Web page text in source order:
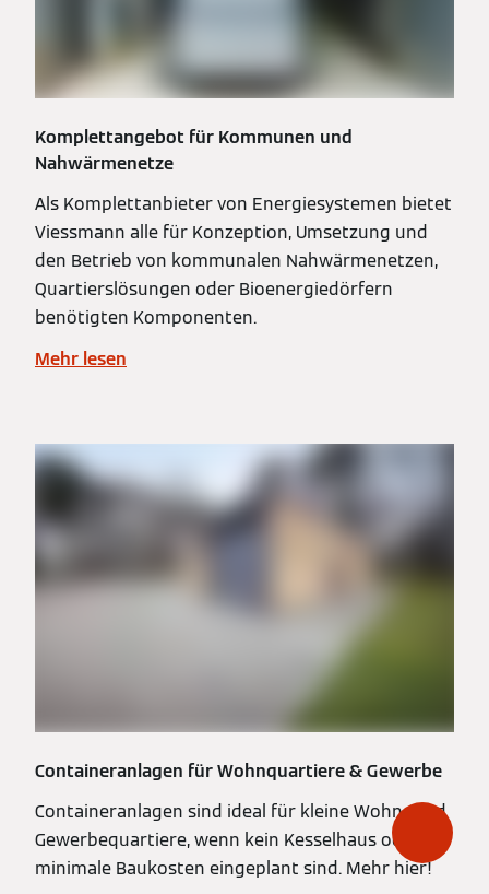
Komplettangebot für Kommunen und
Nahwärmenetze
Als Komplettanbieter von Energiesystemen bietet
Viessmann alle für Konzeption, Umsetzung und
den Betrieb von kommunalen Nahwärmenetzen,
Quartierslösungen oder Bioenergiedörfern
benötigten Komponenten.
Mehr lesen
Containeranlagen für Wohnquartiere & Gewerbe
Containeranlagen sind ideal für kleine Wohn- und
Gewerbequartiere, wenn kein Kesselhaus oder
minimale Baukosten eingeplant sind. Mehr hier!